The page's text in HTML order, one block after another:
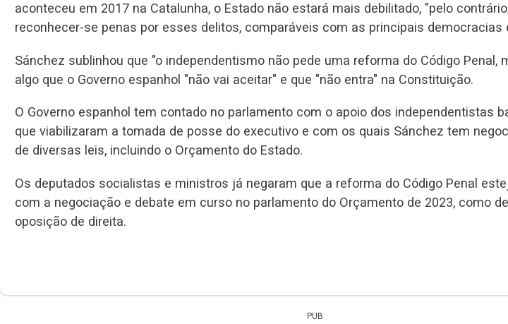
aconteceu em 2017 na Catalunha, o Estado não estará mais debilitado, "pelo
reconhecer-se penas por esses delitos, comparáveis com as principais democracias
Sánchez sublinhou que "o independentismo não pede uma reforma do Código Penal,
algo que o Governo espanhol "não vai aceitar" e que "não entra" na Constituição.
O Governo espanhol tem contado no parlamento com o apoio dos independentistas
que viabilizaram a tomada de posse do executivo e com os quais Sánchez tem
de diversas leis, incluindo o Orçamento do Estado.
Os deputados socialistas e ministros já negaram que a reforma do Código Penal
com a negociação e debate em curso no parlamento do Orçamento de 2023, como
oposição de direita.
PUB